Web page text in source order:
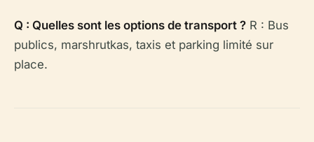
Q : Quelles sont les options de transport ? R : Bus
publics, marshrutkas, taxis et parking limité sur
place.